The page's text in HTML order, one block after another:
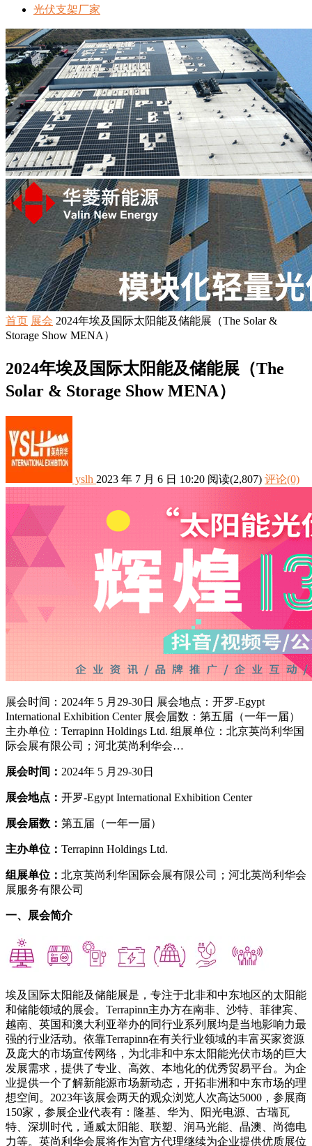
光伏支架厂家
首页 展会 2024年埃及国际太阳能及储能展（The Solar &
Storage Show MENA）
2024年埃及国际太阳能及储能展（The
Solar & Storage Show MENA）
yslh 2023 年 7 月 6 日 10:20 阅读(2,807) 评论(0)
展会时间：2024年 5 月29-30日 展会地点：开罗-Egypt
International Exhibition Center 展会届数：第五届（一年一届）
主办单位：Terrapinn Holdings Ltd. 组展单位：北京英尚利华国
际会展有限公司；河北英尚利华会…
展会时间： 2024年 5 月29-30日
展会地点： 开罗-Egypt International Exhibition Center
展会届数： 第五届（一年一届）
主办单位： Terrapinn Holdings Ltd.
组展单位： 北京英尚利华国际会展有限公司；河北英尚利华会
展服务有限公司
一、展会简介
埃及国际太阳能及储能展是，专注于北非和中东地区的太阳能
和储能领域的展会。Terrapinn主办方在南非、沙特、菲律宾、
越南、英国和澳大利亚举办的同行业系列展均是当地影响力最
强的行业活动。依靠Terrapinn在有关行业领域的丰富买家资源
及庞大的市场宣传网络，为北非和中东太阳能光伏市场的巨大
发展需求，提供了专业、高效、本地化的优秀贸易平台。为企
业提供一个了解新能源市场新动态，开拓非洲和中东市场的理
想空间。2023年该展会两天的观众浏览人次高达5000，参展商
150家，参展企业代表有：隆基、华为、阳光电源、古瑞瓦
特、深圳时代，通威太阳能、联塑、润马光能、晶澳、尚德电
力等。英尚利华会展将作为官方代理继续为企业提供优质展位